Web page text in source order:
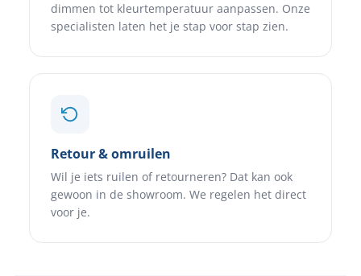
dimmen tot kleurtemperatuur aanpassen. Onze
specialisten laten het je stap voor stap zien.
Retour & omruilen
Wil je iets ruilen of retourneren? Dat kan ook
gewoon in de showroom. We regelen het direct
voor je.